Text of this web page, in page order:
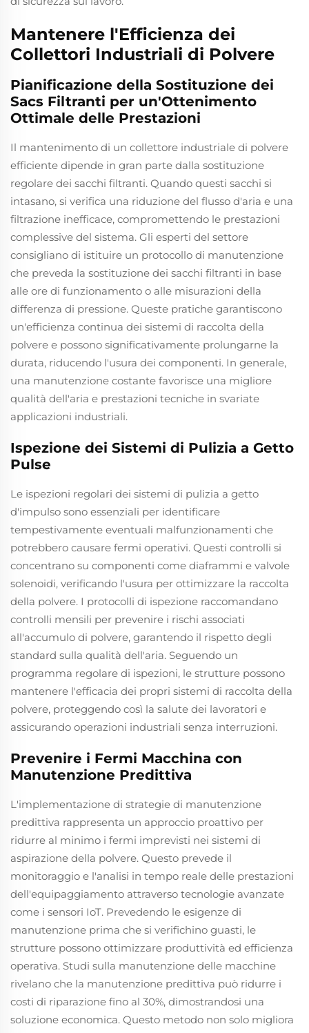
Mantenere l'Efficienza dei
Collettori Industriali di Polvere
Pianificazione della Sostituzione dei
Sacs Filtranti per un'Ottenimento
Ottimale delle Prestazioni
Il mantenimento di un collettore industriale di polvere
efficiente dipende in gran parte dalla sostituzione
regolare dei sacchi filtranti. Quando questi sacchi si
intasano, si verifica una riduzione del flusso d'aria e una
filtrazione inefficace, compromettendo le prestazioni
complessive del sistema. Gli esperti del settore
consigliano di istituire un protocollo di manutenzione
che preveda la sostituzione dei sacchi filtranti in base
alle ore di funzionamento o alle misurazioni della
differenza di pressione. Queste pratiche garantiscono
un'efficienza continua dei sistemi di raccolta della
polvere e possono significativamente prolungarne la
durata, riducendo l'usura dei componenti. In generale,
una manutenzione costante favorisce una migliore
qualità dell'aria e prestazioni tecniche in svariate
applicazioni industriali.
Ispezione dei Sistemi di Pulizia a Getto
Pulse
Le ispezioni regolari dei sistemi di pulizia a getto
d'impulso sono essenziali per identificare
tempestivamente eventuali malfunzionamenti che
potrebbero causare fermi operativi. Questi controlli si
concentrano su componenti come diaframmi e valvole
solenoidi, verificando l'usura per ottimizzare la raccolta
della polvere. I protocolli di ispezione raccomandano
controlli mensili per prevenire i rischi associati
all'accumulo di polvere, garantendo il rispetto degli
standard sulla qualità dell'aria. Seguendo un
programma regolare di ispezioni, le strutture possono
mantenere l'efficacia dei propri sistemi di raccolta della
polvere, proteggendo così la salute dei lavoratori e
assicurando operazioni industriali senza interruzioni.
Prevenire i Fermi Macchina con
Manutenzione Predittiva
L'implementazione di strategie di manutenzione
predittiva rappresenta un approccio proattivo per
ridurre al minimo i fermi imprevisti nei sistemi di
aspirazione della polvere. Questo prevede il
monitoraggio e l'analisi in tempo reale delle prestazioni
dell'equipaggiamento attraverso tecnologie avanzate
come i sensori IoT. Prevedendo le esigenze di
manutenzione prima che si verifichino guasti, le
strutture possono ottimizzare produttività ed efficienza
operativa. Studi sulla manutenzione delle macchine
rivelano che la manutenzione predittiva può ridurre i
costi di riparazione fino al 30%, dimostrandosi una
soluzione economica. Questo metodo non solo migliora